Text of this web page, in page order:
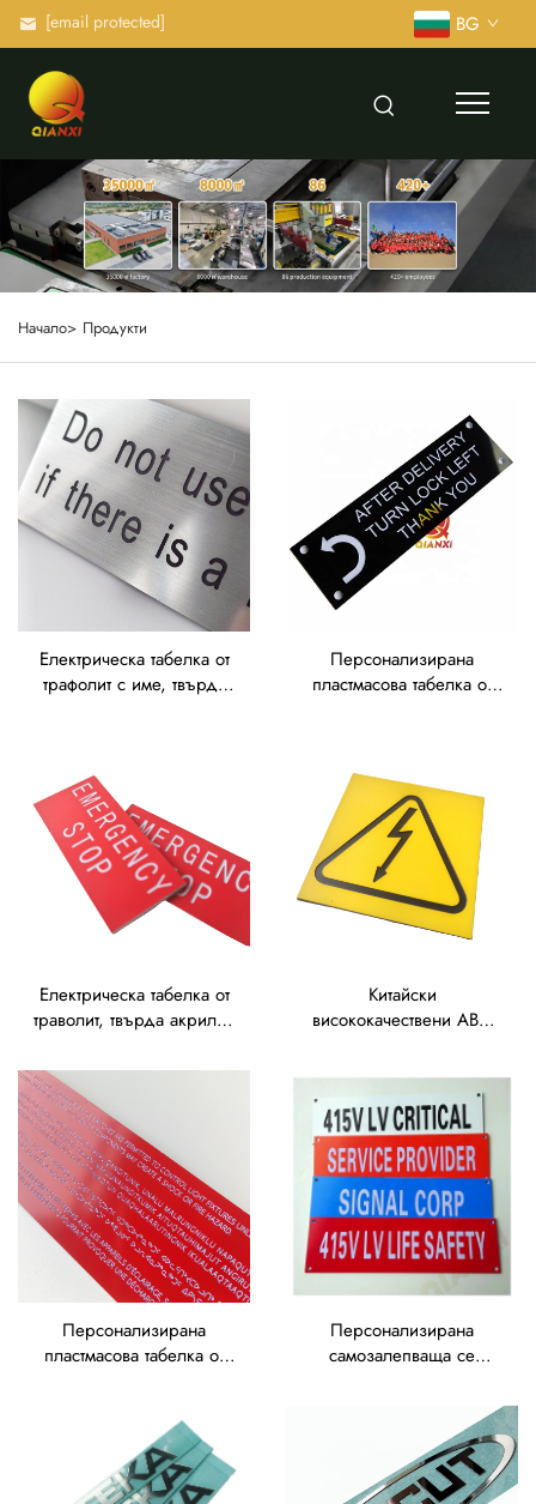
[email protected] BG
Начало> Продукти
Електрическа табелка от
трафолит с име, твърда
чрез гравиране,
гравирана трафолитна
табелка
Персонализирана
пластмасова табелка от
на гравирани табелки от
траволит
Електрическа табелка от
траволит, твърда акрилна
клапани, производител
на гравирани етикети от
траволит
Китайски
висококачествени ABS-
електрически
предупредителни
етикети за оборудване
Персонализирана
пластмасова табелка от
клапани, производител
на гравирани етикети от
траволит
Персонализирана
самозалепваща се
табелка за клапани и
електрическо
оборудване, гравирани